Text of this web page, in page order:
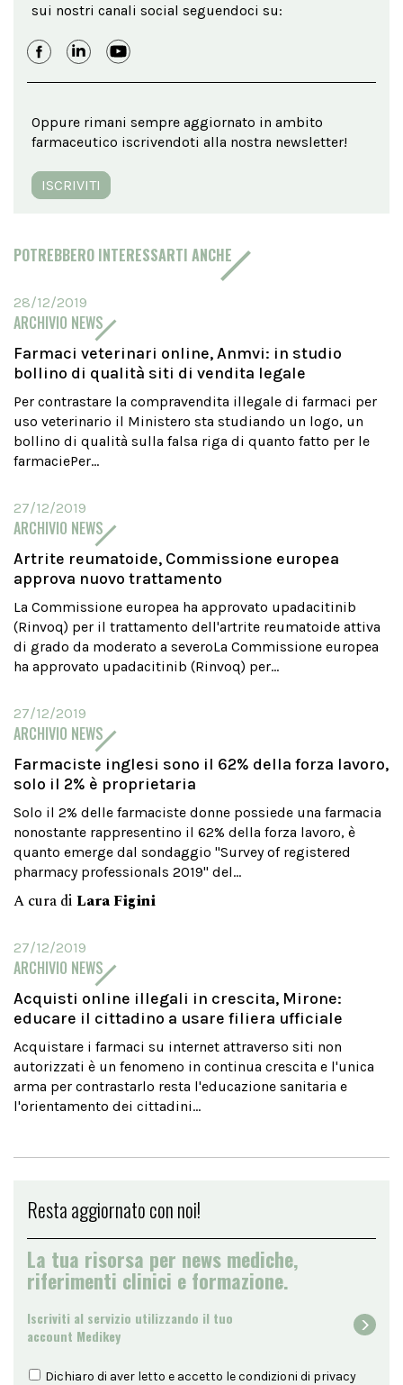
sui nostri canali social seguendoci su:
Oppure rimani sempre aggiornato in ambito
farmaceutico iscrivendoti alla nostra newsletter!
ISCRIVITI
POTREBBERO INTERESSARTI ANCHE
28/12/2019
ARCHIVIO NEWS
Farmaci veterinari online, Anmvi: in studio
bollino di qualità siti di vendita legale
Per contrastare la compravendita illegale di farmaci per
uso veterinario il Ministero sta studiando un logo, un
bollino di qualità sulla falsa riga di quanto fatto per le
farmaciePer...
27/12/2019
ARCHIVIO NEWS
Artrite reumatoide, Commissione europea
approva nuovo trattamento
La Commissione europea ha approvato upadacitinib
(Rinvoq) per il trattamento dell'artrite reumatoide attiva
di grado da moderato a severoLa Commissione europea
ha approvato upadacitinib (Rinvoq) per...
27/12/2019
ARCHIVIO NEWS
Farmaciste inglesi sono il 62% della forza lavoro,
solo il 2% è proprietaria
Solo il 2% delle farmaciste donne possiede una farmacia
nonostante rappresentino il 62% della forza lavoro, è
quanto emerge dal sondaggio "Survey of registered
pharmacy professionals 2019" del...
A cura di Lara Figini
27/12/2019
ARCHIVIO NEWS
Acquisti online illegali in crescita, Mirone:
educare il cittadino a usare filiera ufficiale
Acquistare i farmaci su internet attraverso siti non
autorizzati è un fenomeno in continua crescita e l'unica
arma per contrastarlo resta l'educazione sanitaria e
l'orientamento dei cittadini...
Resta aggiornato con noi!
La tua risorsa per news mediche,
riferimenti clinici e formazione.
Iscriviti al servizio utilizzando il tuo
account Medikey
Dichiaro di aver letto e accetto le condizioni di privacy